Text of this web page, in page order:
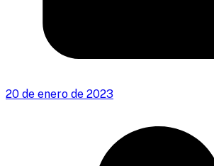
20 de enero de 2023